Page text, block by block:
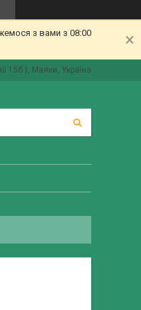
з вами з 08:00
15б ), Маяки, Україна